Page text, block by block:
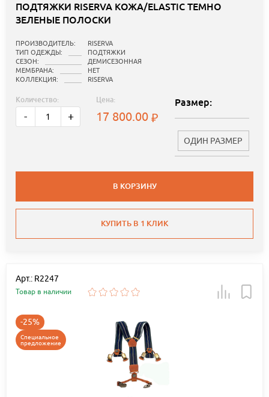
ПОДТЯЖКИ RISERVA КОЖА/ELASTIC ТЕМНО
ЗЕЛЕНЫЕ ПОЛОСКИ
ПРОИЗВОДИТЕЛЬ:
RISERVA
ТИП ОДЕЖДЫ:
ПОДТЯЖКИ
СЕЗОН:
ДЕМИСЕЗОННАЯ
МЕМБРАНА:
НЕТ
КОЛЛЕКЦИЯ:
RISERVA
Количество:
- +
Цена:
17 800.00
Размер:
ОДИН РАЗМЕР
В КОРЗИНУ
КУПИТЬ В 1 КЛИК
Арт.: R2247
Товар в наличии
-25%
Специальное
предложение